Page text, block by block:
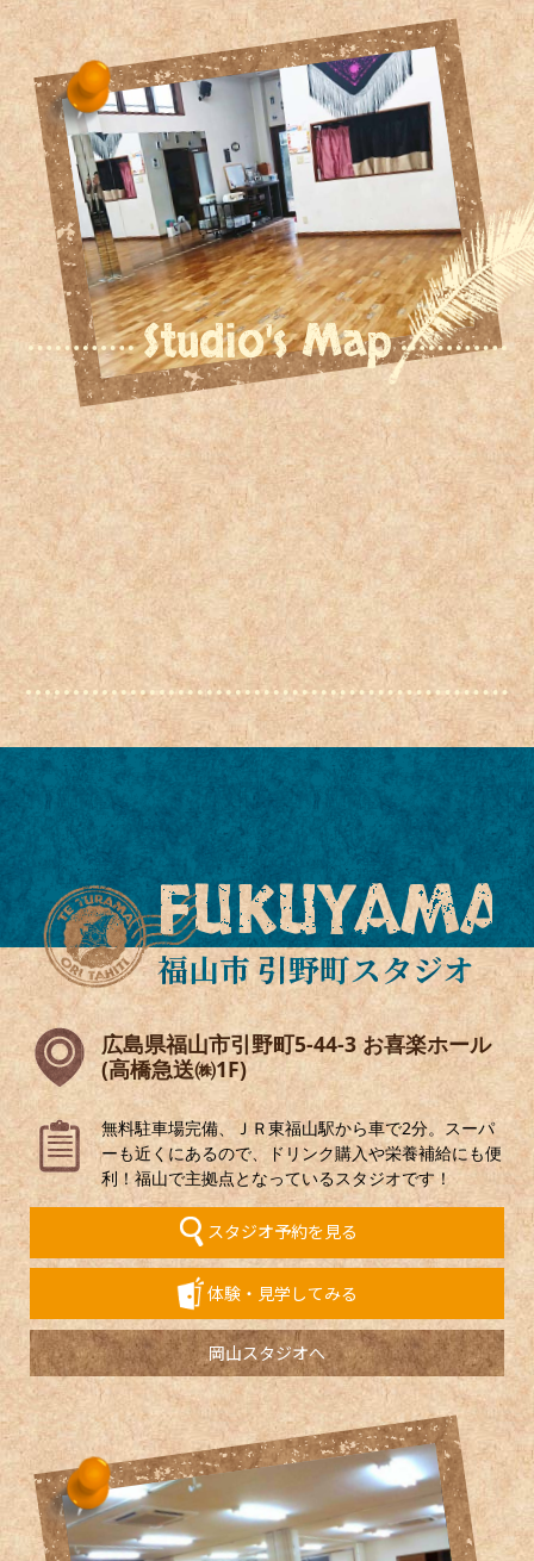
Studio's Map
FUKUYAMA
福山市 引野町スタジオ
広島県福山市引野町5-44-3 お喜楽ホール
(高橋急送㈱1F)
無料駐車場完備、ＪＲ東福山駅から車で2分。スーパ
ーも近くにあるので、ドリンク購入や栄養補給にも便
利！福山で主拠点となっているスタジオです！
スタジオ予約を見る
体験・見学してみる
岡山スタジオへ